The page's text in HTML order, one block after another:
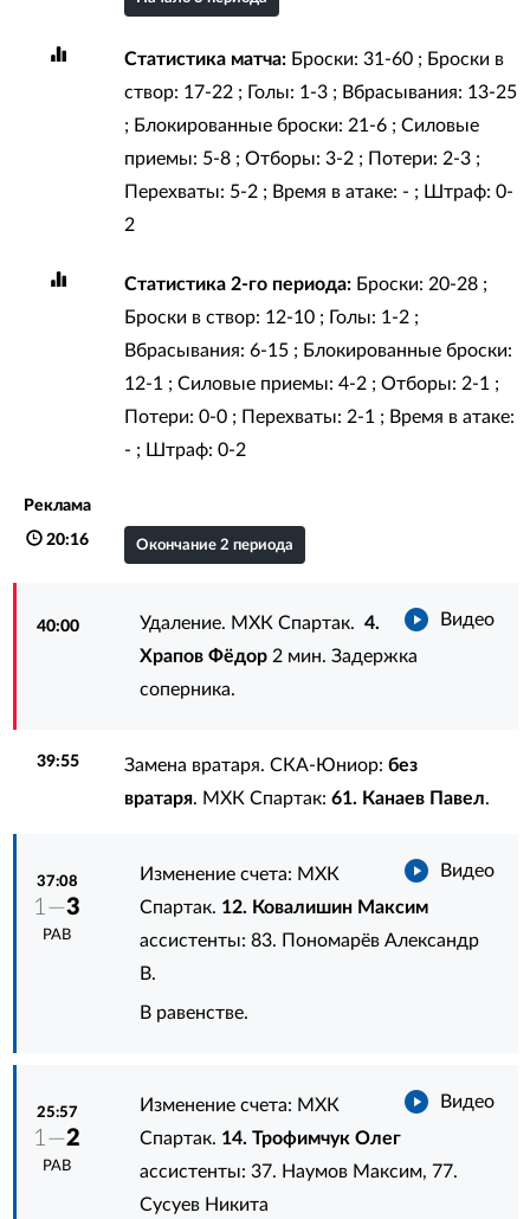
Статистика матча:Броски: 31-60 ; Броски в
створ: 17-22 ; Голы: 1-3 ; Вбрасывания: 13-25
; Блокированные броски: 21-6 ; Силовые
приемы: 5-8 ; Отборы: 3-2 ; Потери: 2-3 ;
Перехваты: 5-2 ; Время в атаке: - ; Штраф: 0-
2
Статистика 2-го периода:Броски: 20-28 ;
Броски в створ: 12-10 ; Голы: 1-2 ;
Вбрасывания: 6-15 ; Блокированные броски:
12-1 ; Силовые приемы: 4-2 ; Отборы: 2-1 ;
Потери: 0-0 ; Перехваты: 2-1 ; Время в атаке:
- ; Штраф: 0-2
Реклама
20:16 Окончание 2 периода
40:00 Видео
Удаление. МХК Спартак.4.
Храпов Фёдор 2 мин. Задержка
соперника.
39:55 Замена вратаря. СКА-Юниор: без
вратаря. МХК Спартак: 61. Канаев Павел.
37:08
1—3
РАВ
Видео
Изменение счета: МХК
Спартак. 12. Ковалишин Максим
ассистенты:83. Пономарёв Александр
В.
В равенстве.
25:57
1—2
РАВ
Видео
Изменение счета: МХК
Спартак. 14. Трофимчук Олег
ассистенты:37. Наумов Максим, 77.
Сусуев Никита